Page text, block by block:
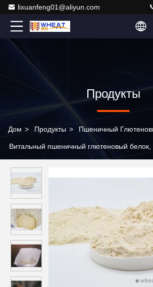
lixuanfeng01@aliyun.com
Продукты
Дом > Продукты > Пшеничный
Витальный пшеничный глютеновый